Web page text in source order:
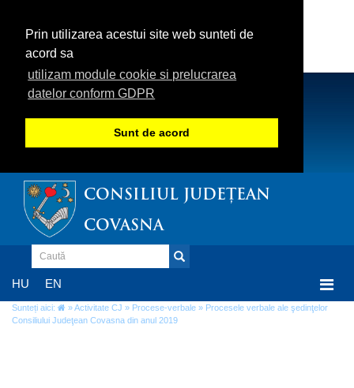
Prin utilizarea acestui site web sunteti de
acord sa
utilizam module cookie si prelucrarea
datelor conform GDPR
Sunt de acord
CONSILIUL JUDEȚEAN
COVASNA
HU EN
Sunteți aici: »Activitate CJ » Procese-verbale » Procesele verbale ale şedinţelor
Consiliului Judeţean Covasna din anul 2019